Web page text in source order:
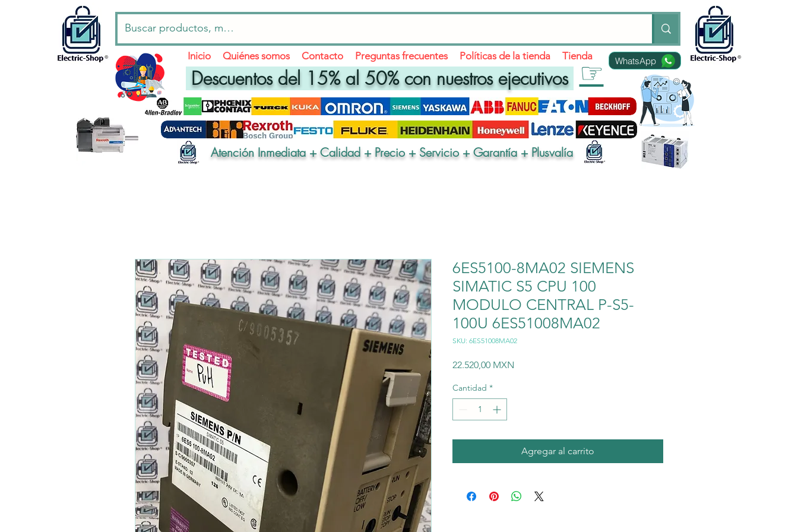
Inicio Quiénes somos Contacto Preguntas frecuentes Políticas de la tienda Tienda WhatsApp
Descuentos del 15% al 50% con nuestros ejecutivos ☞
Atención Inmediata + Calidad + Precio + Servicio + Garantía + Plusvalía
6ES5100-8MA02 SIEMENS
SIMATIC S5 CPU 100
MODULO CENTRAL P-S5-
100U 6ES51008MA02
SKU: 6ES51008MA02
22.520,00 MXN
Cantidad *
Agregar al carrito